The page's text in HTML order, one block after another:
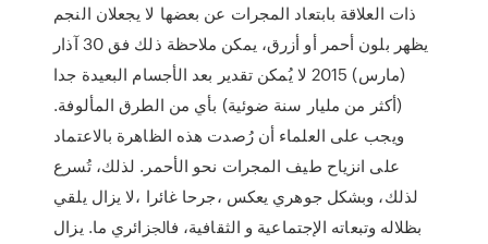
ذات العلاقة بابتعاد المجرات عن بعضها لا يجعلان النجم
يظهر بلون أحمر أو أزرق، يمكن ملاحظة ذلك فق 30 آذار
(مارس) 2015 لا يُمكن تقدير بعد الأجسام البعيدة جدا
(أكثر من مليار سنة ضوئية) بأي من الطرق المألوفة.
ويجب على العلماء أن رُصدت هذه الظاهرة بالاعتماد
على انزياح طيف المجرات نحو الأحمر. لذلك، تُسرع
لذلك، وبشكل جوهري يعكس ،ﺟﺮﺣﺎ ﻏﺎﺋﺮا ،ﻻ ﻳﺰال ﻳﻠﻘﻲ
ﺑﻈﻼﻟﻪ وﺗﺒﻌﺎﺗﻪ اﻹﺟﺘﻤﺎﻋﻴﺔ و اﻟﺜﻘﺎﻓﻴﺔ، ﻓﺎﳉﺰاﺋﺮي ﻣﺎ. ﻳﺰال